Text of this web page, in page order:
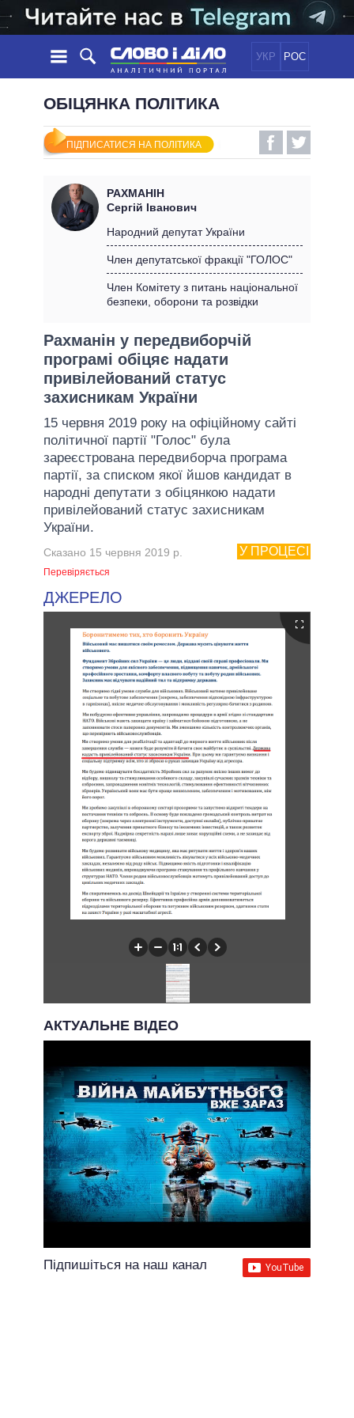
УКР РОС
НОВИНИ
СТРІЧКА
ПОДІЇ
СТАТТІ
ДУМКИ
ОГЛЯДИ
ДАЙДЖЕСТИ
ПОЛІТИКА
ЕКОНОМІКА
СВІТ
ОБIЦЯНКИ
УСІ ПОЛІТИКИ
ПРЕЗИДЕНТ І ОФІС
КАБІНЕТ МІНІСТРІВ
ГОЛОВИ ОБЛАДМІНІСТРАЦІЙ
ВСІ ПЕРСОНИ
ІНФОГРАФІКА
ВІДЕО
ПІДТРИМАТИ
ПОРІВНЯННЯ ПОЛІТИКІВ
ОБІЦЯНКА ПОЛІТИКА
ПІДПИСАТИСЯ НА ПОЛІТИКА
РАХМАНІН
Сергій Іванович
Народний депутат України
Член депутатської фракції "ГОЛОС"
Член Комітету з питань національної
безпеки, оборони та розвідки
Рахманін у передвиборчій
програмі обіцяє надати
привілейований статус
захисникам України
15 червня 2019 року на офіційному сайті
політичної партії "Голос" була
зареєстрована передвиборча програма
партії, за списком якої йшов кандидат в
народні депутати з обіцянкою надати
привілейований статус захисникам
України.
У ПРОЦЕСІ
Сказано 15 червня 2019 р.
Перевіряється
ДЖЕРЕЛО
АКТУАЛЬНЕ ВІДЕО
Підпишіться на наш канал